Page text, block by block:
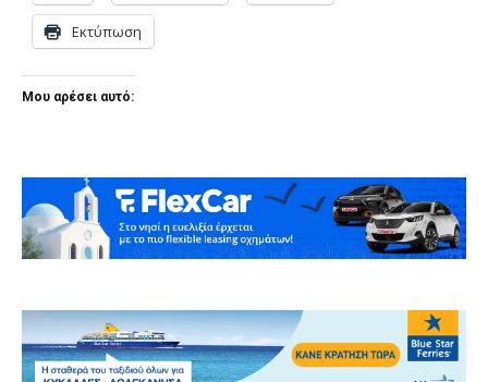
Εκτύπωση
Μου αρέσει αυτό: